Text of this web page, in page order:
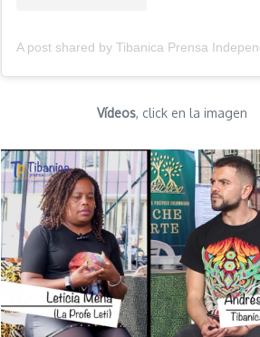
Vídeos, click en la imagen